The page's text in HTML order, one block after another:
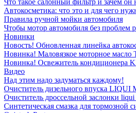
Что такое салонный фильтр и зачем он
Автокосметика: что это и для чего
Правила ручной мойки автомобиля
Чтобы мотор автомобиля без проблем
Новинки
Новость! Обновленная линейка
Новинка! Маловязкое моторное масло
Новинка! Освежитель кондиционера
Видео
Над этим надо задуматься каждому!
Очиститель дизельного впуска LIQUI
Очиститель дроссельной заслонки
Синтетическая смазка для тормозной